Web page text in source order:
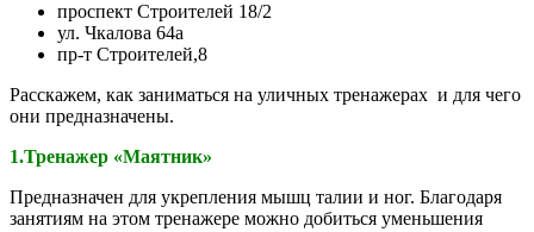
проспект Строителей 18/2
ул. Чкалова 64а
пр-т Строителей,8
Расскажем, как заниматься на уличных тренажерах и для чего
они предназначены.
1.Тренажер «Маятник»
Предназначен для укрепления мышц талии и ног. Благодаря
занятиям на этом тренажере можно добиться уменьшения